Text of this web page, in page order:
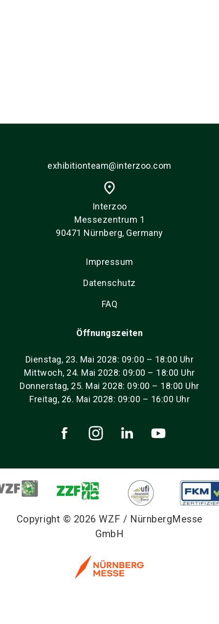
exhibitionteam@interzoo.com
place
Interzoo
Messezentrum 1
90471 Nürnberg, Germany
Impressum
Datenschutz
FAQ
Öffnungszeiten
Dienstag, 23. Mai 2028: 09:00 – 18:00 Uhr
Mittwoch, 24. Mai 2028: 09:00 – 18:00 Uhr
Donnerstag, 25. Mai 2028: 09:00 – 18:00 Uhr
Freitag, 26. Mai 2028: 09:00 – 16:00 Uhr
Copyright © 2026 WZF / NürnbergMesse
GmbH